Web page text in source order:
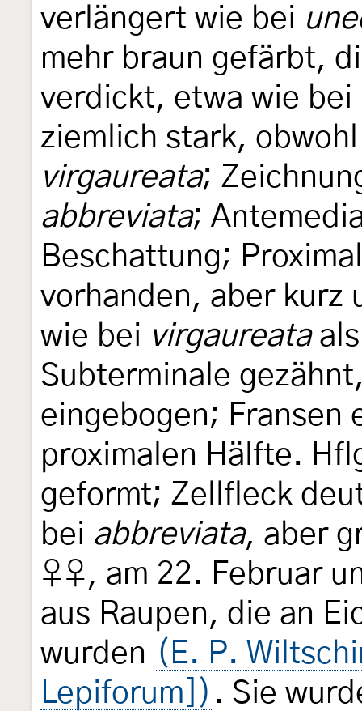
verlängert wie bei
mehr braun gefärbt,
verdickt, etwa wie bei
ziemlich stark,
virgaureata;
abbreviata;
Beschattung;
vorhanden, aber kurz
wie bei virgaureata
Subterminale
eingebogen; Fransen
proximalen Hälfte.
geformt; Zellfleck
bei abbreviata, aber
♀♀, am 22. Februar
aus Raupen, die an
wurden (E. P.
Lepiforum]) . Sie